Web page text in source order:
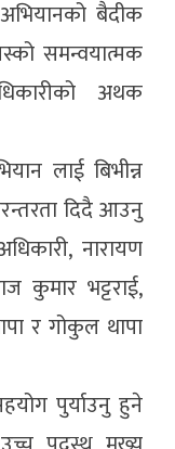
बैदीक
समन्वयात्मक
अथक
लाई बिभीन्न
दिदै आउनु
नारायण
कुमार भट्टराई,
र गोकुल थापा
पुर्याउनु हुने